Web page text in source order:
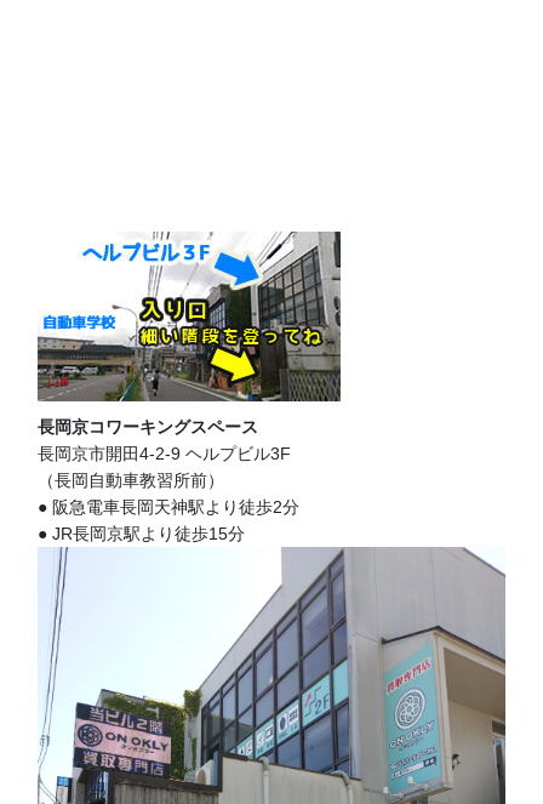
長岡京コワーキングスペース
長岡京市開田4-2-9 ヘルプビル3F
（長岡自動車教習所前）
● 阪急電車長岡天神駅より徒歩2分
● JR長岡京駅より徒歩15分